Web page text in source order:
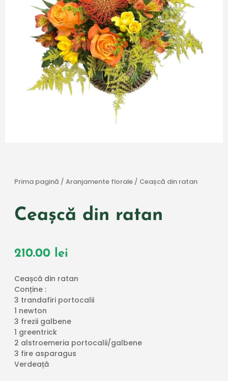
Prima pagină / Aranjamente florale / Ceașcă din ratan
Ceașcă din ratan
210.00 lei
Ceașcă din ratan
Conține :
3 trandafiri portocalii
1 newton
3 frezii galbene
1 greentrick
2 alstroemeria portocalii/galbene
3 fire asparagus
Verdeață